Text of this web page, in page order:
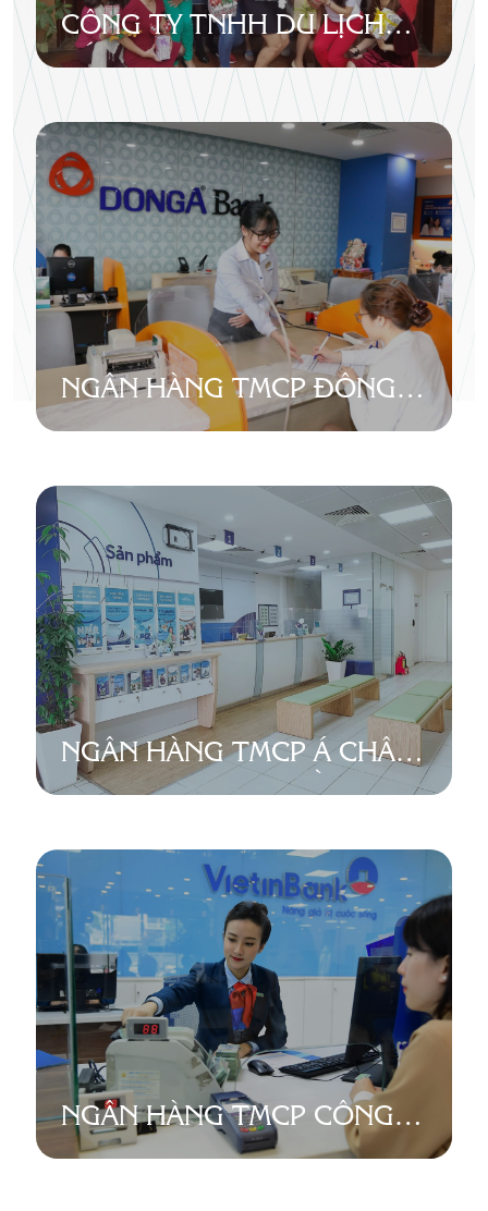
CÔNG TY TNHH DU LỊCH
BẮC BỘ (TONKIN TRAVEL)
NGÂN HÀNG TMCP ĐÔNG Á
(DONGA BANK) – PGD TÂY
NGÂN HÀNG TMCP Á CHÂU
(ACB) – PGD TÂY HỒ
NGÂN HÀNG TMCP CÔNG
THƯƠNG VIỆT NAM